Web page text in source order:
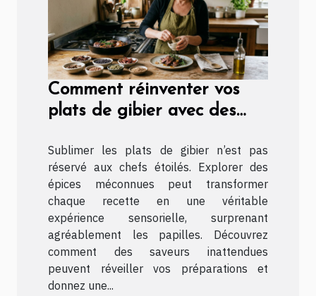
Comment réinventer vos
plats de gibier avec des
Sublimer les plats de gibier n’est pas
réservé aux chefs étoilés. Explorer des
épices méconnues peut transformer
chaque recette en une véritable
expérience sensorielle, surprenant
agréablement les papilles. Découvrez
comment des saveurs inattendues
peuvent réveiller vos préparations et
donnez une...